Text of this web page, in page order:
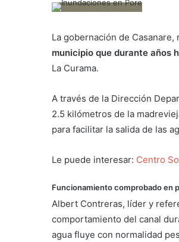
La gobernación de
municipio que durante años
La Curama.
A través de la Dirección
2.5 kilómetros de la
para facilitar la salida de las
Le puede interesar: Centro
Funcionamiento comprobado en
Albert Contreras, líder y
comportamiento del canal
agua fluye con normalidad